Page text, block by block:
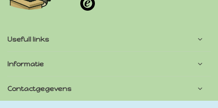
Usefull links
Informatie
Contactgegevens